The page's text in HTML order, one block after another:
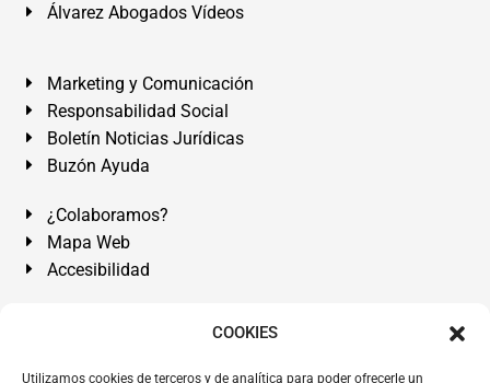
COOKIES
Utilizamos cookies de terceros y de analítica para poder ofrecerle un
Álvarez Abogados Vídeos
Marketing y Comunicación
Responsabilidad Social
Boletín Noticias Jurídicas
Buzón Ayuda
¿Colaboramos?
Mapa Web
Accesibilidad
Álvarez Abogados Tenerife:Calle Teobaldo Power Nº 7,